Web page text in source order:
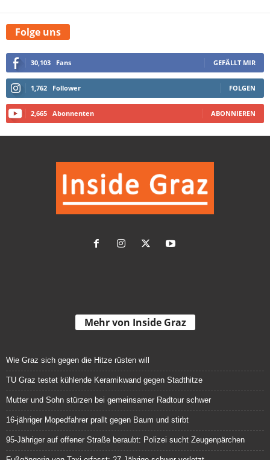
Folge uns
30,103 Fans GEFÄLLT MIR
1,762 Follower FOLGEN
2,665 Abonnenten ABONNIEREN
Mehr von Inside Graz
Wie Graz sich gegen die Hitze rüsten will
TU Graz testet kühlende Keramikwand gegen Stadthitze
Mutter und Sohn stürzen bei gemeinsamer Radtour schwer
16-jähriger Mopedfahrer prallt gegen Baum und stirbt
95-Jähriger auf offener Straße beraubt: Polizei sucht Zeugenpärchen